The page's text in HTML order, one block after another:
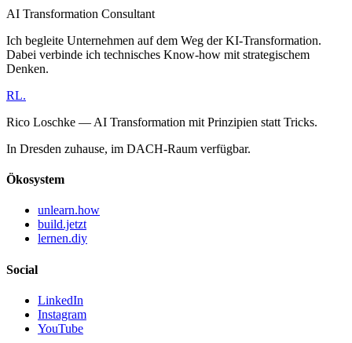
AI Transformation Consultant
Ich begleite Unternehmen auf dem Weg der KI-Transformation.
Dabei verbinde ich technisches Know-how mit strategischem
Denken.
RL.
Rico Loschke — AI Transformation mit Prinzipien statt Tricks.
In Dresden zuhause, im DACH-Raum verfügbar.
Ökosystem
unlearn.how
build.jetzt
lernen.diy
Social
LinkedIn
Instagram
YouTube